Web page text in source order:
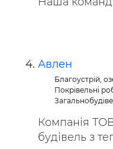
Авлен
Благоустрій,
Покрівельні
Компанія
будівель з